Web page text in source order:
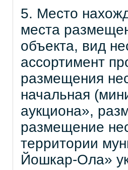
5. Место
места
объекта, вид
ассортимент
размещения
начальная
аукциона»,
размещение
территории
Йошкар-Ола»